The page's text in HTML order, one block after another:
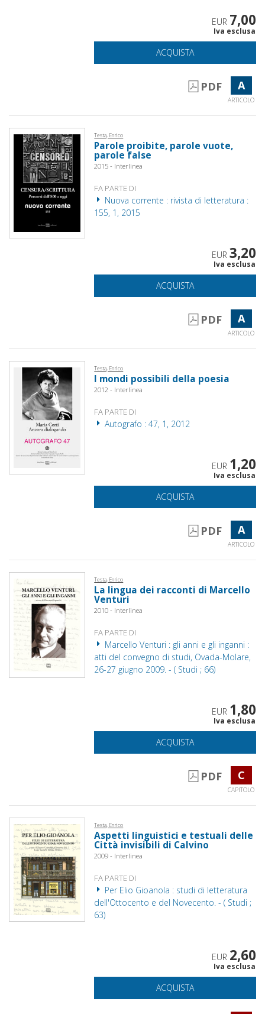
EUR 7,00
Iva esclusa
ACQUISTA
PDF A
ARTICOLO
Testa, Enrico
Parole proibite, parole vuote,
parole false
2015 - Interlinea
FA PARTE DI
Nuova corrente : rivista di letteratura :
155, 1, 2015
EUR 3,20
Iva esclusa
ACQUISTA
PDF A
ARTICOLO
Testa, Enrico
I mondi possibili della poesia
2012 - Interlinea
FA PARTE DI
Autografo : 47, 1, 2012
EUR 1,20
Iva esclusa
ACQUISTA
PDF A
ARTICOLO
Testa, Enrico
La lingua dei racconti di Marcello
Venturi
2010 - Interlinea
FA PARTE DI
Marcello Venturi : gli anni e gli inganni :
atti del convegno di studi, Ovada-Molare,
26-27 giugno 2009. - ( Studi ; 66)
EUR 1,80
Iva esclusa
ACQUISTA
PDF C
CAPITOLO
Testa, Enrico
Aspetti linguistici e testuali delle
Città invisibili di Calvino
2009 - Interlinea
FA PARTE DI
Per Elio Gioanola : studi di letteratura
dell'Ottocento e del Novecento. - ( Studi ;
63)
EUR 2,60
Iva esclusa
ACQUISTA